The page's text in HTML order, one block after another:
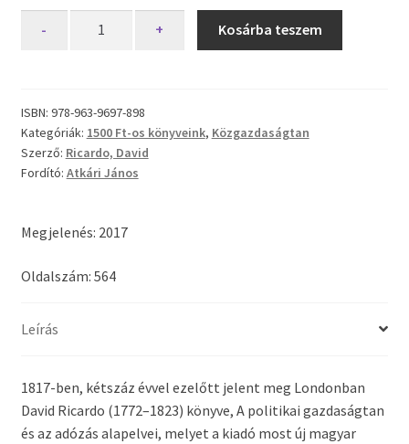
was:
is:
1500 Ft.
-
és
az
adózás
alapelvei
+ Kosárba teszem
ISBN: 978-963-9697-898
Kategóriák: 1500 Ft-os könyveink, Közgazdaságtan
Szerző: Ricardo, David
Fordító: Atkári János
Megjelenés: 2017
Oldalszám: 564
Leírás
1817-ben, kétszáz évvel ezelőtt jelent meg Londonban
David Ricardo (1772–1823) könyve, A politikai gazdaságtan
és az adózás alapelvei, melyet a kiadó most új magyar